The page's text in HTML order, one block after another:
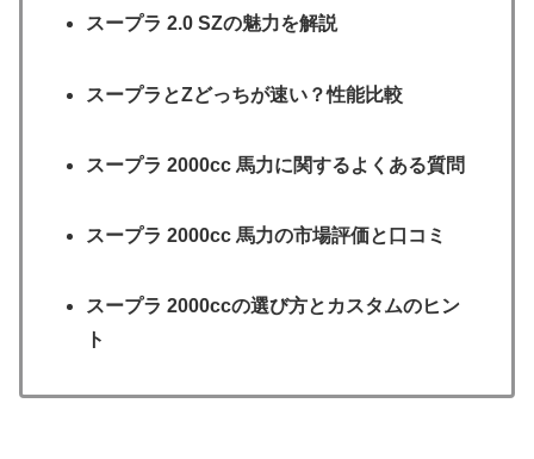
スープラ 2.0 SZの魅力を解説
スープラとZどっちが速い？性能比較
スープラ 2000cc 馬力に関するよくある質問
スープラ 2000cc 馬力の市場評価と口コミ
スープラ 2000ccの選び方とカスタムのヒン
ト